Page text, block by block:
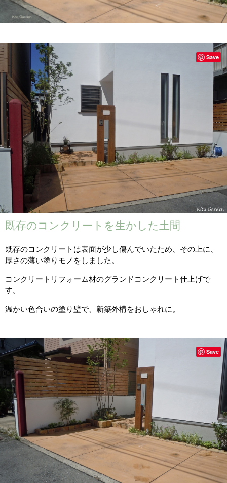
既存のコンクリートを生かした土間
既存のコンクリートは表面が少し傷んでいたため、その上に、
厚さの薄い塗りモノをしました。
コンクリートリフォーム材のグランドコンクリート仕上げで
す。
温かい色合いの塗り壁で、新築外構をおしゃれに。
Save
Save